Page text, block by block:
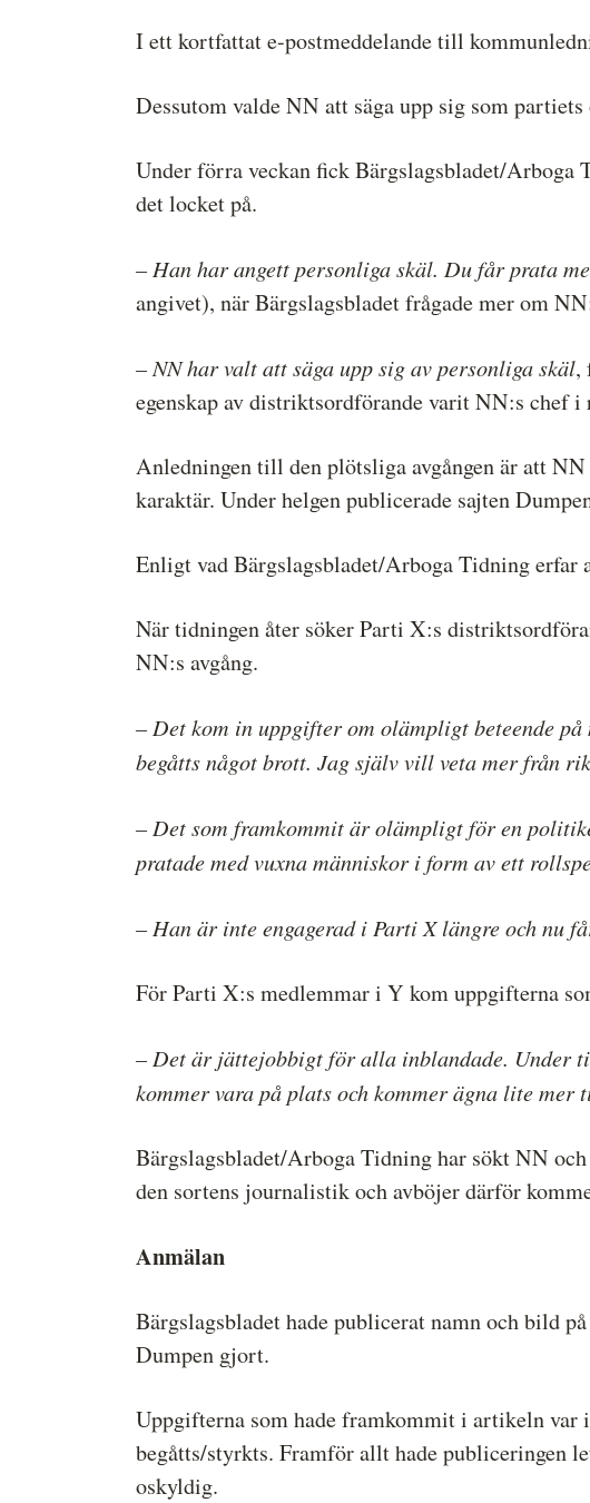
I ett kortfattat e-postmeddelande till
Dessutom valde NN att säga upp sig som
Under förra veckan fick Bärgslagsbladet/
det locket på.
– Han har angett personliga skäl. Du får prata
angivet), när Bärgslagsbladet frågade mer om
– NN har valt att säga upp sig av personliga skäl,
egenskap av distriktsordförande varit NN:s chef i
Anledningen till den plötsliga avgången är att
karaktär. Under helgen publicerade sajten
Enligt vad Bärgslagsbladet/Arboga Tidning
När tidningen åter söker Parti X:s
NN:s avgång.
– Det kom in uppgifter om olämpligt beteende
begåtts något brott. Jag själv vill veta mer från
– Det som framkommit är olämpligt för en
pratade med vuxna människor i form av ett
– Han är inte engagerad i Parti X längre och nu
För Parti X:s medlemmar i Y kom uppgifterna
– Det är jättejobbigt för alla inblandade. Under
kommer vara på plats och kommer ägna lite mer
Bärgslagsbladet/Arboga Tidning har sökt NN
den sortens journalistik och avböjer därför
Anmälan
Bärgslagsbladet hade publicerat namn och bild
Dumpen gjort.
Uppgifterna som hade framkommit i artikeln var
begåtts/styrkts. Framför allt hade publiceringen
oskyldig.